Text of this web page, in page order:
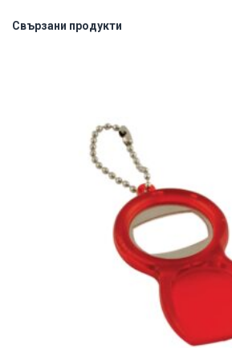
Свързани продукти